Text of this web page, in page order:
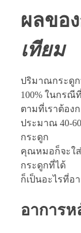
ผลขอ
เทียม
ปริมาณกระดูก
100% ในกรณี
ตามที่เราต้อง
ประมาณ 40-
กระดูก
คุณหมอก็จะใ
กระดูกที่ได้
ก็เป็นอะไรที่อ
อาการห